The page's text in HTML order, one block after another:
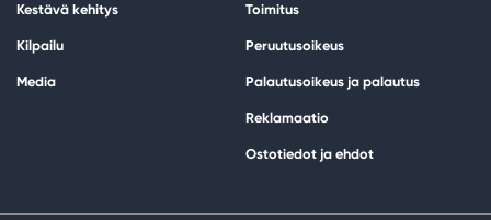
Kestävä kehitys
Kilpailu
Media
Toimitus
Peruutusoikeus
Palautusoikeus ja palautus
Reklamaatio
Ostotiedot ja ehdot